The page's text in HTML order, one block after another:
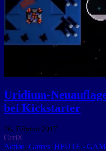
Uridium-
bei Kickstarter
26. Februar 2017
CeriX
Action, Games, HEUTE -